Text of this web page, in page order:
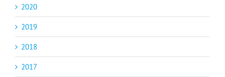
2020
2019
2018
2017